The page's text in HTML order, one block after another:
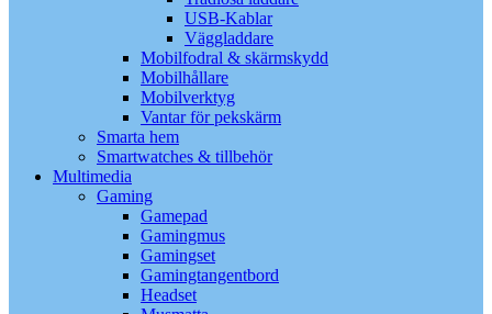
USB-Kablar
Väggladdare
Mobilfodral & skärmskydd
Mobilhållare
Mobilverktyg
Vantar för pekskärm
Smarta hem
Smartwatches & tillbehör
Multimedia
Gaming
Gamepad
Gamingmus
Gamingset
Gamingtangentbord
Headset